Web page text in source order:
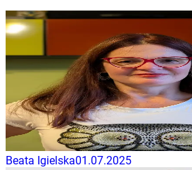
Beata Igielska01.07.2025